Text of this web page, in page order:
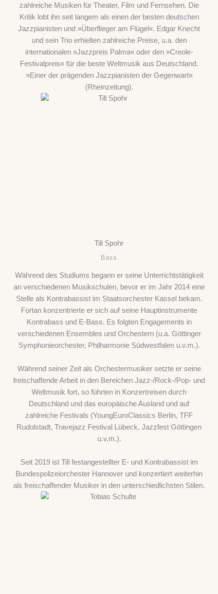
zahlreiche Musiken für Theater, Film und Fernsehen. Die
Kritik lobt ihn seit langem als einen der besten deutschen
Jazzpianisten und »Überflieger am Flügel«. Edgar Knecht
und sein Trio erhielten zahlreiche Preise, u.a. den
internationalen »Jazzpreis Palma« oder den »Creole-
Festivalpreis« für die beste Weltmusik aus Deutschland.
»Einer der prägenden Jazzpianisten der Gegenwart«
(Rheinzeitung).
Till Spohr
Bass
Während des Studiums begann er seine Unterrichtstätigkeit
an verschiedenen Musikschulen, bevor er im Jahr 2014 eine
Stelle als Kontrabassist im Staatsorchester Kassel bekam.
Fortan konzentrierte er sich auf seine Hauptinstrumente
Kontrabass und E-Bass. Es folgten Engagements in
verschiedenen Ensembles und Orchestern (u.a. Göttinger
Symphonieorchester, Philharmonie Südwestfalen u.v.m.).
Während seiner Zeit als Orchestermusiker setzte er seine
freischaffende Arbeit in den Bereichen Jazz-/Rock-/Pop- und
Weltmusik fort, so führten in Konzertreisen durch
Deutschland und das europäische Ausland und auf
zahlreiche Festivals (YoungEuroClassics Berlin, TFF
Rudolstadt, Travejazz Festival Lübeck, Jazzfest Göttingen
u.v.m.).
Seit 2019 ist Till festangestellter E- und Kontrabassist im
Bundespolizeiorchester Hannover und konzertiert weiterhin
als freischaffender Musiker in den unterschiedlichsten Stilen.